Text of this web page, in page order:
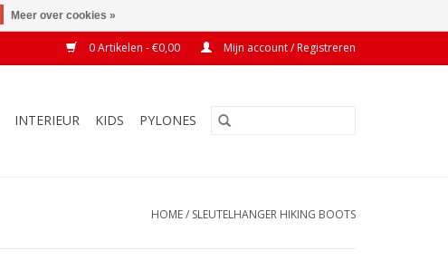
0 Artikelen - €0,00 Mijn account / Registreren
INTERIEUR KIDS PYLONES
HOME/ SLEUTELHANGER HIKING BOOTS
Meer over cookies »